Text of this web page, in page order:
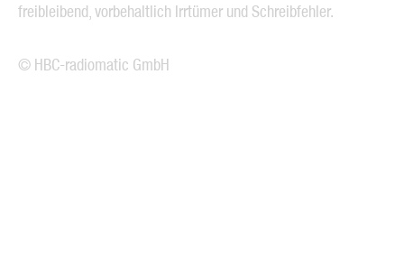
freibleibend, vorbehaltlich Irrtümer und Schreibfehler.
© HBC-radiomatic GmbH